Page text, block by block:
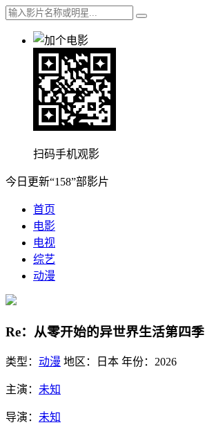
扫码手机观影
今日更新“158”部影片
首页
电影
电视
综艺
动漫
Re：从零开始的异世界生活第四季
类型： 动漫 地区： 日本 年份： 2026
主演： 未知
导演： 未知